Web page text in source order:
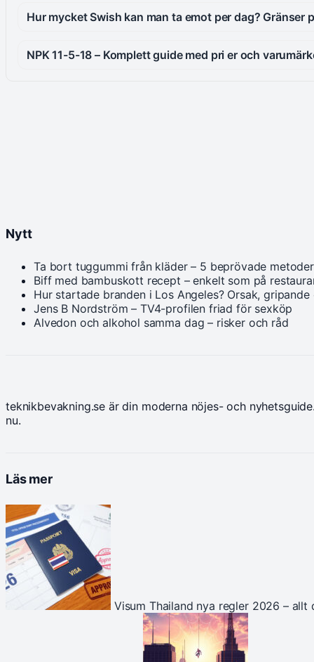
Hur mycket Swish kan man ta emot per dag? Gränser
NPK 11-5-18 – Komplett guide med pri er och
Nytt
Ta bort tuggummi från kläder – 5 beprövade metoder
Biff med bambuskott recept – enkelt som på
Hur startade branden i Los Angeles? Orsak,
Jens B Nordström – TV4-profilen friad för sexköp
Alvedon och alkohol samma dag – risker och råd
teknikbevakning.se är din moderna nöjes- och
nu.
Läs mer
Visum Thailand nya regler 2026 – allt